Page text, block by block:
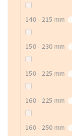
140 - 215 mm
150 - 230 mm
150 - 225 mm
160 - 225 mm
160 - 250 mm